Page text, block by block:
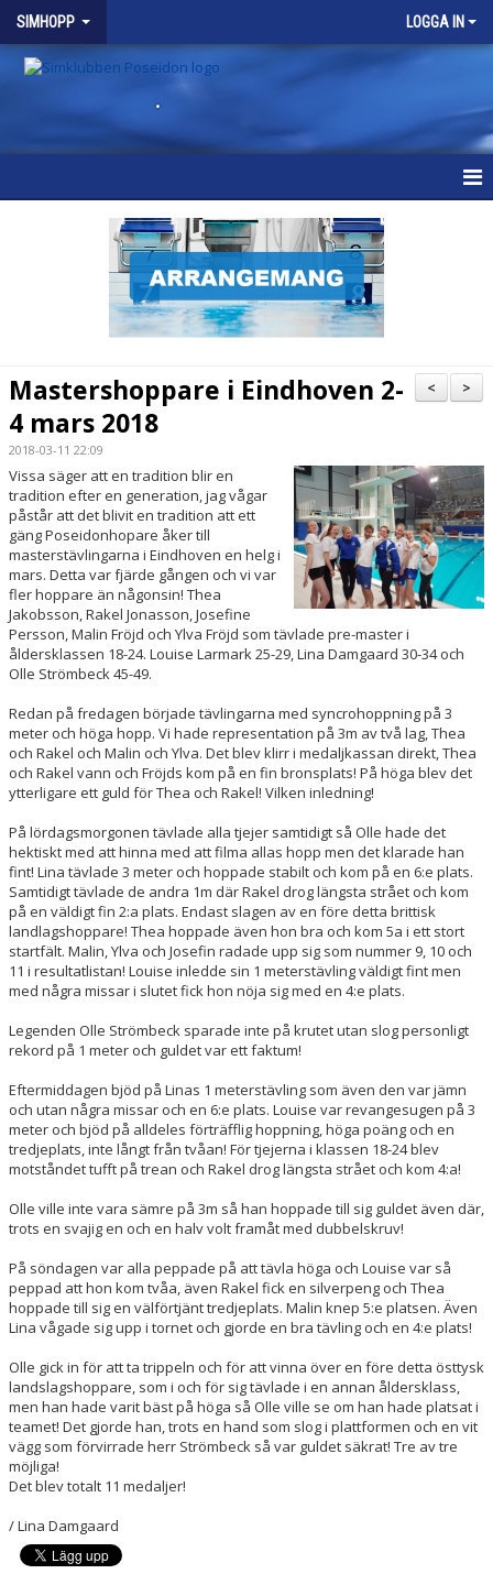
SIMHOPP LOGGA IN
.
VÅRA GRUPPER
KALENDER
BRA ATT VETA
EVENT
RESULTAT
TÄVLINGSREGLER
SIMHOPPSMÄRKEN
KONTAKT
>
<
Mastershoppare i Eindhoven 2-
4 mars 2018
2018-03-11 22:09
Vissa säger att en tradition blir en
tradition efter en generation, jag vågar
påstår att det blivit en tradition att ett
gäng Poseidonhopare åker till
masterstävlingarna i Eindhoven en helg i
mars. Detta var fjärde gången och vi var
fler hoppare än någonsin! Thea
Jakobsson, Rakel Jonasson, Josefine
Persson, Malin Fröjd och Ylva Fröjd som tävlade pre-master i
åldersklassen 18-24. Louise Larmark 25-29, Lina Damgaard 30-34 och
Olle Strömbeck 45-49.
Redan på fredagen började tävlingarna med syncrohoppning på 3
meter och höga hopp. Vi hade representation på 3m av två lag, Thea
och Rakel och Malin och Ylva. Det blev klirr i medaljkassan direkt, Thea
och Rakel vann och Fröjds kom på en fin bronsplats! På höga blev det
ytterligare ett guld för Thea och Rakel! Vilken inledning!
På lördagsmorgonen tävlade alla tjejer samtidigt så Olle hade det
hektiskt med att hinna med att filma allas hopp men det klarade han
fint! Lina tävlade 3 meter och hoppade stabilt och kom på en 6:e plats.
Samtidigt tävlade de andra 1m där Rakel drog längsta strået och kom
på en väldigt fin 2:a plats. Endast slagen av en före detta brittisk
landlagshoppare! Thea hoppade även hon bra och kom 5a i ett stort
startfält. Malin, Ylva och Josefin radade upp sig som nummer 9, 10 och
11 i resultatlistan! Louise inledde sin 1 meterstävling väldigt fint men
med några missar i slutet fick hon nöja sig med en 4:e plats.
Legenden Olle Strömbeck sparade inte på krutet utan slog personligt
rekord på 1 meter och guldet var ett faktum!
Eftermiddagen bjöd på Linas 1 meterstävling som även den var jämn
och utan några missar och en 6:e plats. Louise var revangesugen på 3
meter och bjöd på alldeles förträfflig hoppning, höga poäng och en
tredjeplats, inte långt från tvåan! För tjejerna i klassen 18-24 blev
motståndet tufft på trean och Rakel drog längsta strået och kom 4:a!
Olle ville inte vara sämre på 3m så han hoppade till sig guldet även där,
trots en svajig en och en halv volt framåt med dubbelskruv!
På söndagen var alla peppade på att tävla höga och Louise var så
peppad att hon kom tvåa, även Rakel fick en silverpeng och Thea
hoppade till sig en välförtjänt tredjeplats. Malin knep 5:e platsen. Även
Lina vågade sig upp i tornet och gjorde en bra tävling och en 4:e plats!
Olle gick in för att ta trippeln och för att vinna över en före detta östtysk
landslagshoppare, som i och för sig tävlade i en annan åldersklass,
men han hade varit bäst på höga så Olle ville se om han hade platsat i
teamet! Det gjorde han, trots en hand som slog i plattformen och en vit
vägg som förvirrade herr Strömbeck så var guldet säkrat! Tre av tre
möjliga!
Det blev totalt 11 medaljer!
/ Lina Damgaard